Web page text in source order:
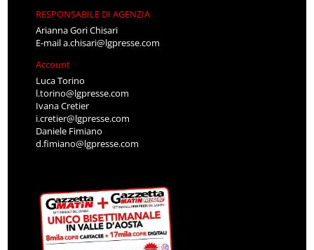
RESPONSABILE DI AGENZIA
Arianna Gori Chisari
E-maila.chisari@lgpresse.com
Account
Luca Torino
l.torino@lgpresse.com
Ivana Cretier
i.cretier@lgpresse.com
Daniele Fimiano
d.fimiano@lgpresse.com